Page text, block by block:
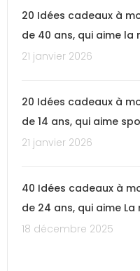
20 Idées cadeaux à
de 40 ans, qui aime
21 janvier 2026
20 Idées cadeaux à
de 14 ans, qui aime
21 janvier 2026
40 Idées cadeaux à
de 24 ans, qui aime La
18 décembre 2025